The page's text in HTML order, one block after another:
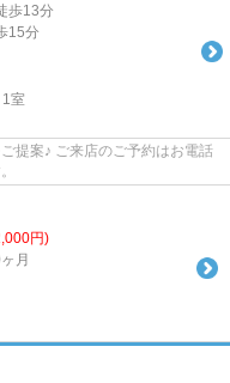
歩13分
15分
1室
提案♪ ご来店のご予約はお電話
円)
月